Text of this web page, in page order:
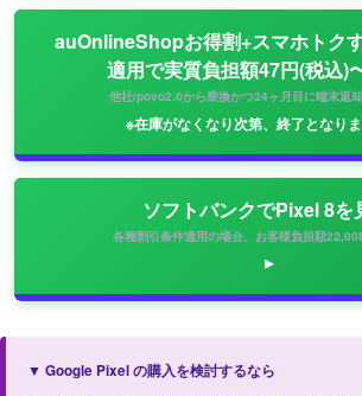
auOnlineShopお得割+スマホトク
適用で実質負担額47円(税込)
他社/povo2.0から乗換かつ24ヶ月目に端末返却
※在庫がなくなり次第、終了となりま
ソフトバンクでPixel 8を
各種割引条件適用の場合、お客様負担額
▼ Google Pixel の購入を検討するなら